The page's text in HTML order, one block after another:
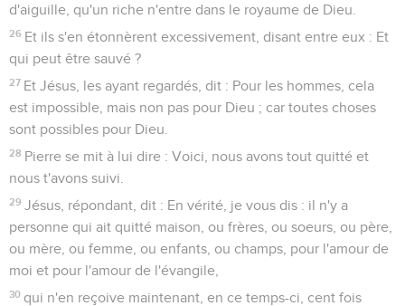
d'aiguille, qu'un riche n'entre dans le royaume de Dieu.
26 Et ils s'en étonnèrent excessivement, disant entre eux : Et
qui peut être sauvé ?
27 Et Jésus, les ayant regardés, dit : Pour les hommes, cela
est impossible, mais non pas pour Dieu ; car toutes choses
sont possibles pour Dieu.
28 Pierre se mit à lui dire : Voici, nous avons tout quitté et
nous t'avons suivi.
29 Jésus, répondant, dit : En vérité, je vous dis : il n'y a
personne qui ait quitté maison, ou frères, ou soeurs, ou père,
ou mère, ou femme, ou enfants, ou champs, pour l'amour de
moi et pour l'amour de l'évangile,
30 qui n'en reçoive maintenant, en ce temps-ci, cent fois